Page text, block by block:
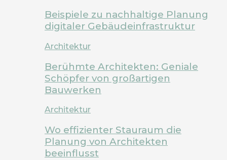
Beispiele zu nachhaltige Planung
digitaler Gebäudeinfrastruktur
Architektur
Berühmte Architekten: Geniale
Schöpfer von großartigen
Bauwerken
Architektur
Wo effizienter Stauraum die
Planung von Architekten
beeinflusst